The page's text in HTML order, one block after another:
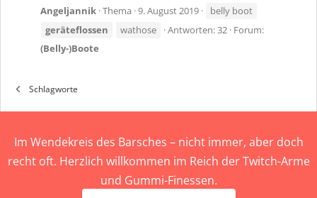
Angeljannik Thema 9. August 2019
belly boot
geräteflossen
wathose Antworten: 32 Forum:
(Belly-)Boote
Schlagworte
Im Wendekreis des Barsches – nicht immer, aber doch
recht oft. Herzlich willkommen im Reich der Twitch-Arme
und Gummi-Finessen.